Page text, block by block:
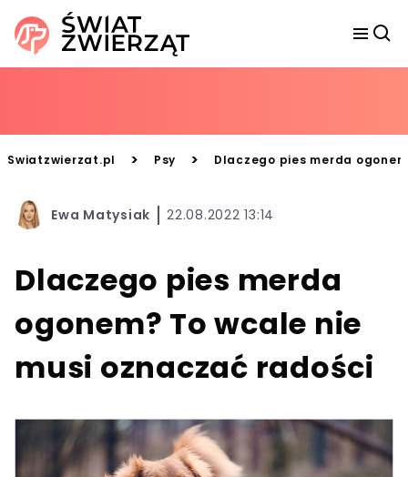
Swiatzwierzat.pl > Psy > Dlaczego pies merda
Ewa Matysiak 22.08.2022 13:14
Dlaczego pies merda
ogonem? To wcale nie
musi oznaczać radości